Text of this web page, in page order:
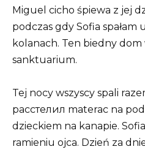
Miguel cicho śpiewa z jej
podczas gdy Sofia spałam
kolanach. Ten biedny dom
sanktuarium.
Tej nocy wszyscy spali
расстелил materac na
dzieckiem na kanapie. Sofia
ramieniu ojca. Dzień za